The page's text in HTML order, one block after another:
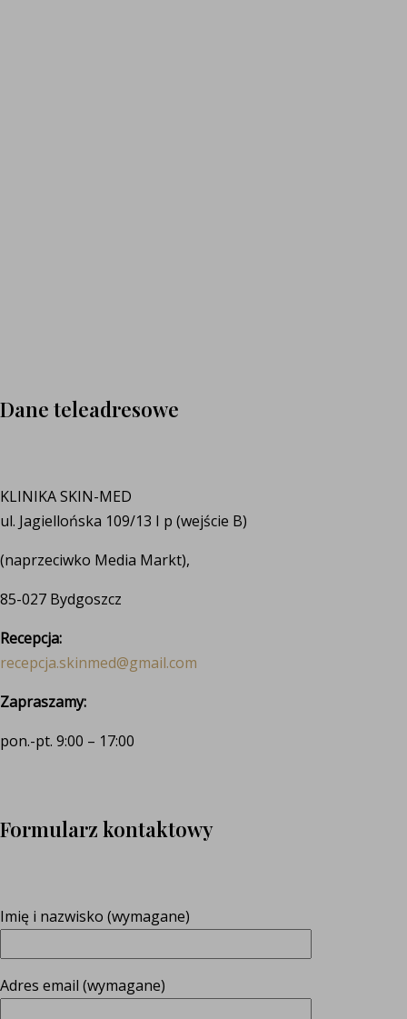
Dane teleadresowe
KLINIKA SKIN-MED
ul. Jagiellońska 109/13 I p (wejście B)
(naprzeciwko Media Markt),
85-027 Bydgoszcz
Recepcja:
recepcja.skinmed@gmail.com
Zapraszamy:
pon.-pt. 9:00 – 17:00
Formularz kontaktowy
Imię i nazwisko (wymagane)
Adres email (wymagane)